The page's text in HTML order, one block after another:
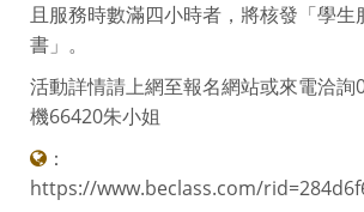
且服務時數滿四小時者，將核發「學生
書」。
活動詳情請上網至報名網站或來電洽詢
機66420朱小姐
：
https://www.beclass.com/